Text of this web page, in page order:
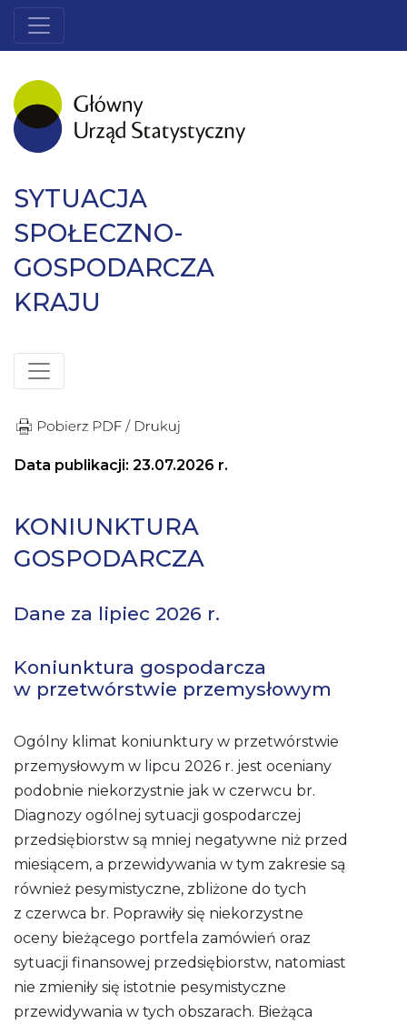
SYTUACJA
SPOŁECZNO-
GOSPODARCZA
KRAJU
Data publikacji: 23.07.2026 r.
KONIUNKTURA
GOSPODARCZA
Dane za lipiec 2026 r.
Koniunktura gospodarcza
w przetwórstwie przemysłowym
Ogólny klimat koniunktury w przetwórstwie
przemysłowym w lipcu 2026 r. jest oceniany
podobnie niekorzystnie jak w czerwcu br.
Diagnozy ogólnej sytuacji gospodarczej
przedsiębiorstw są mniej negatywne niż przed
miesiącem, a przewidywania w tym zakresie są
również pesymistyczne, zbliżone do tych
z czerwca br. Poprawiły się niekorzystne
oceny bieżącego portfela zamówień oraz
sytuacji finansowej przedsiębiorstw, natomiast
nie zmieniły się istotnie pesymistyczne
przewidywania w tych obszarach. Bieżąca